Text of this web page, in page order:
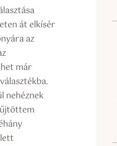
át elkísér
az
már
nehéznek